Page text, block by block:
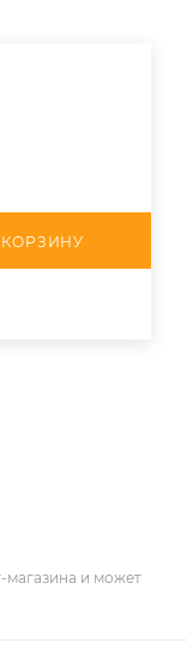
КОРЗИНУ
магазина и может